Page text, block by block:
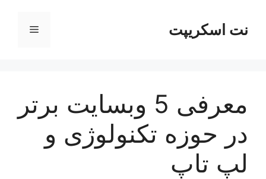
محتوانت اسکریپت فهرست
معرفی 5 وبسایت برتر
در حوزه تکنولوژی و
لپ تاپ